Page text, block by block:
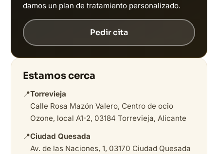
damos un plan de tratamiento personalizado.
Pedir cita
Estamos cerca
📍Torrevieja
Calle Rosa Mazón Valero, Centro de ocio
Ozone, local A1-2, 03184 Torrevieja, Alicante
📍Ciudad Quesada
Av. de las Naciones, 1, 03170 Ciudad Quesada